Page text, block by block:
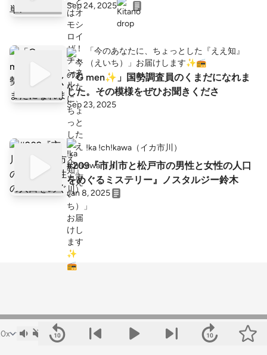
Sep 24, 2025
「今のあなたに、ちょっとした『ええ知』
（えいち）」お届けします✨📻
「G men✨️」国勢調査員のくまだになれま
した。その模様をぜひお聞きくださ
Sep 23, 2025
!ka !ch!kawa（イカ市川）
#209『市川市と松戸市の男性と女性の人口
をめぐるミステリー』ノスタルジー鈴木
Jan 8, 2025